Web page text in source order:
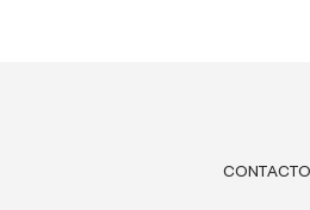
CONTACTO